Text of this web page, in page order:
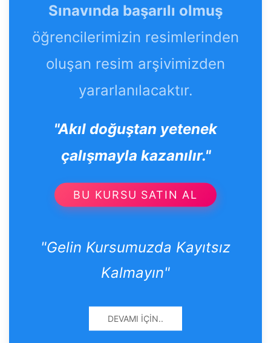
Sınavında başarılı olmuş
öğrencilerimizin resimlerinden
oluşan resim arşivimizden
yararlanılacaktır.
"Akıl doğuştan yetenek
çalışmayla kazanılır."
BU KURSU SATIN AL
"Gelin Kursumuzda Kayıtsız
Kalmayın"
DEVAMI İÇIN..